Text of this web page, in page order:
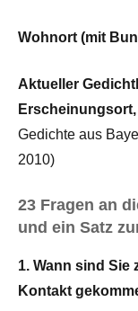
Wohnort (mit
Aktueller
Gedichte aus
2010)
23 Fragen an
und ein Satz
1. Wann sind Sie
Kontakt